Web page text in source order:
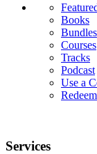
Books
Bundles
Courses
Tracks
Podcast
Use a
Services